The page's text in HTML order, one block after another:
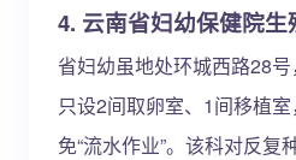
4. 云南省妇幼保健院生
省妇幼虽地处环城西路28
只设2间取卵室、1间移植
免“流水作业”。该科对反复